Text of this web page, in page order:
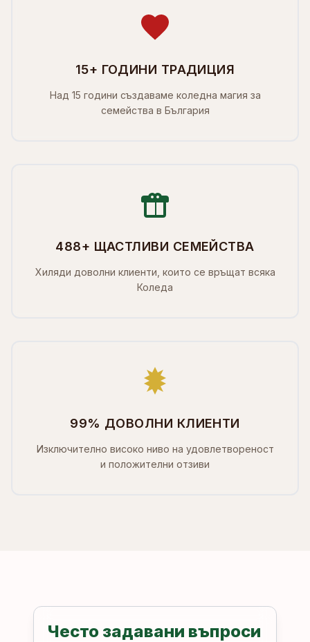
15+ ГОДИНИ ТРАДИЦИЯ
Над 15 години създаваме коледна магия за
семейства в България
488+ ЩАСТЛИВИ СЕМЕЙСТВА
Хиляди доволни клиенти, които се връщат всяка
Коледа
99% ДОВОЛНИ КЛИЕНТИ
Изключително високо ниво на удовлетвореност
и положителни отзиви
Често задавани въпроси